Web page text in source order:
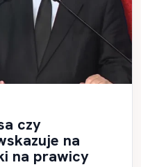
czy
na
na prawicy